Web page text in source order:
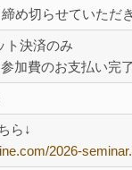
切らせていただき
ト決済のみ
加費のお支払い完
ら↓
2026-